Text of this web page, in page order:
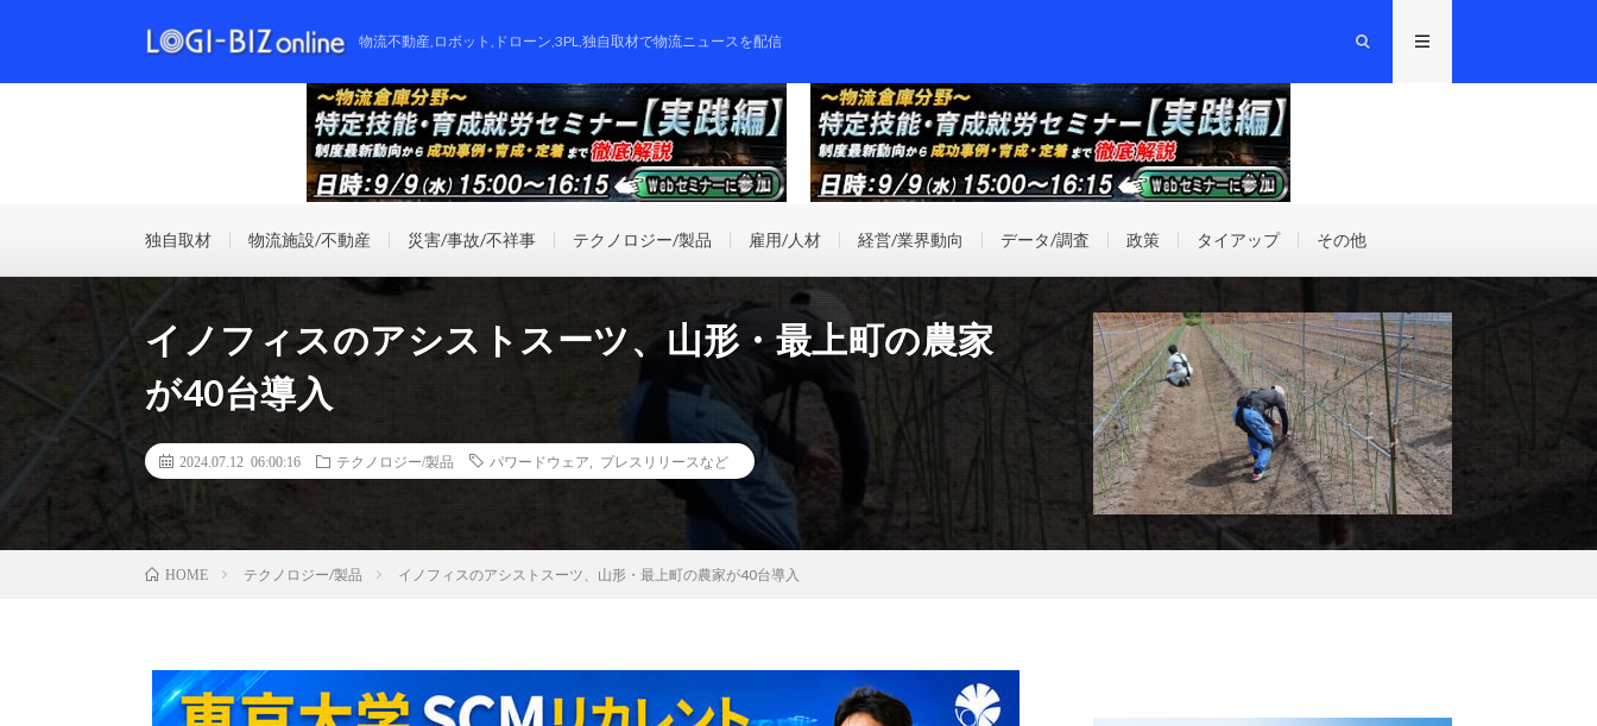
物流不動産,ロボット,ドローン,3PL,独自取材で物流ニュースを配信
独自取材 物流施設/不動産 災害/事故/不祥事 テクノロジー/製品 雇用/人材 経営/業界動向 データ/調査 政策 タイアップ その他
イノフィスのアシストスーツ、山形・最上町の農家
が40台導入
2024.07.12 06:00:16 テクノロジー/製品 パワードウェア プレスリリースなど
HOME テクノロジー/製品 イノフィスのアシストスーツ、山形・最上町の農家が40台導入